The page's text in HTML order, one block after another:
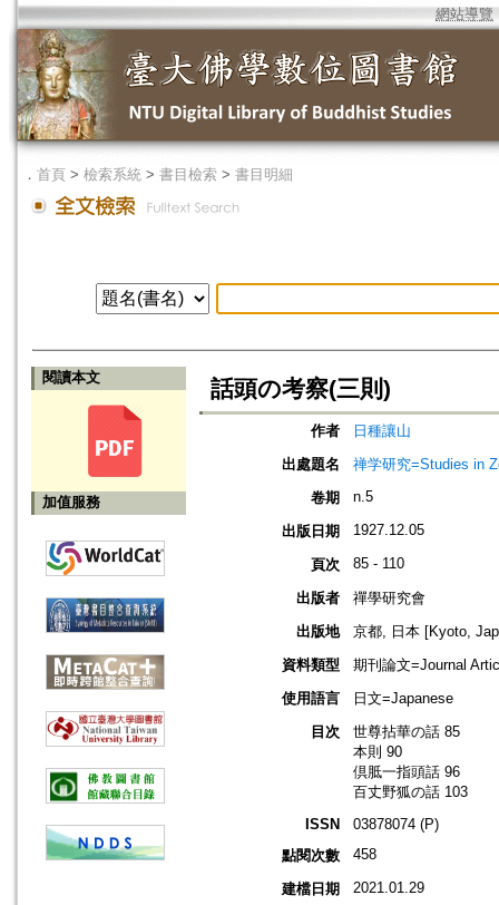
網站導覽
． 首頁 > 檢索系統 > 書目檢索 > 書目明細
閱讀本文
加值服務
話頭の考察(三則)
作者
日種讓山
出處題名
禅学研究=Studies in
卷期
n.5
出版日期 1927.12.05
頁次 85 - 110
出版者
禪學研究會
出版地
京都, 日本 [Kyoto,
資料類型
期刊論文=Journal
使用語言
日文=Japanese
目次
世尊拈華の話 85
本則 90
倶胝一指頭話 96
百丈野狐の話 103
ISSN
03878074 (P)
點閱次數
458
建檔日期 2021.01.29